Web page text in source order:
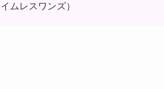
ムレスワンズ）